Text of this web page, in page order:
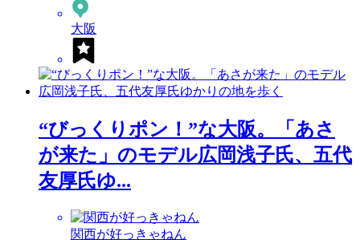
大阪
“びっくりポン！”な大阪。「あさ
が来た」のモデル広岡浅子氏、五代
友厚氏ゆ...
関西が好っきゃねん